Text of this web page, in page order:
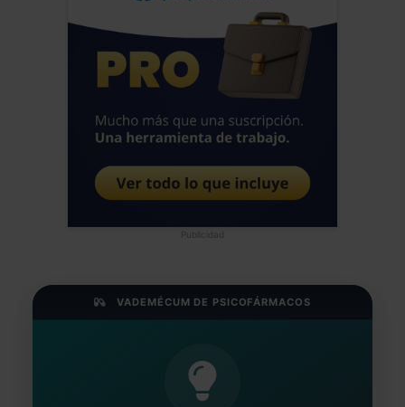
Publicidad
VADEMÉCUM DE PSICOFÁRMACOS